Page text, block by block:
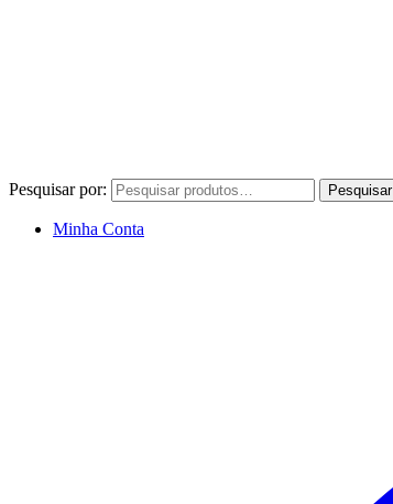
Pesquisar por: Pesquisar
Minha Conta